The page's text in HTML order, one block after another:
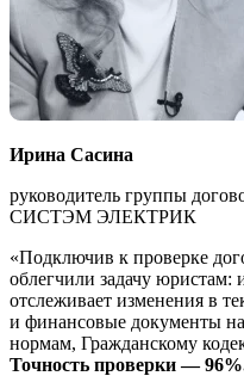
Ирина Сасина
руководитель группы
СИСТЭМ ЭЛЕКТРИК
«Подключив к проверке
облегчили задачу юристам:
отслеживает изменения в
и финансовые документы
нормам, Гражданскому
Точность проверки —